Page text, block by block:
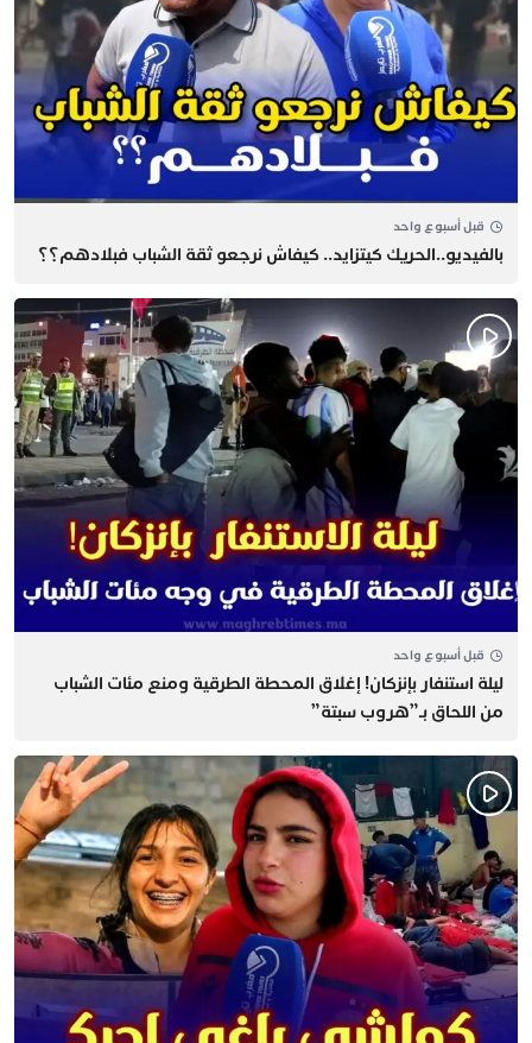
قبل أسبوع واحد
بالفيديو..الحريك كيتزايد.. كيفاش نرجعو ثقة الشباب فبلادهم؟؟
قبل أسبوع واحد
​ليلة استنفار بإنزكان! إغلاق المحطة الطرقية ومنع مئات الشباب
من اللحاق بـ”هروب سبتة”